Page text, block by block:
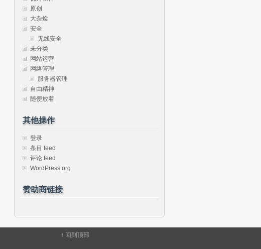
原创
大杂烩
安全
无线安全
未分类
网站运营
网络管理
服务器管理
自由精神
随便放着
其他操作
登录
条目 feed
评论 feed
WordPress.org
赞助商链接
↑ 回到顶部